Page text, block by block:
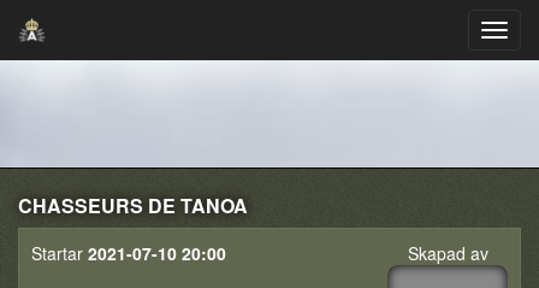
CHASSEURS DE TANOA
Skapad av
Startar 2021-07-10 20:00